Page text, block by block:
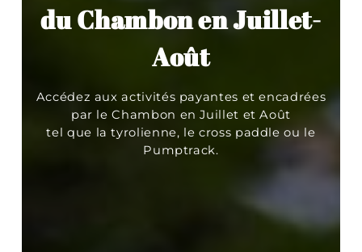
du Chambon en Juillet-
Août
Accédez aux activités payantes et encadrées
par le Chambon en Juillet et Août
tel que la tyrolienne, le cross paddle ou le
Pumptrack.